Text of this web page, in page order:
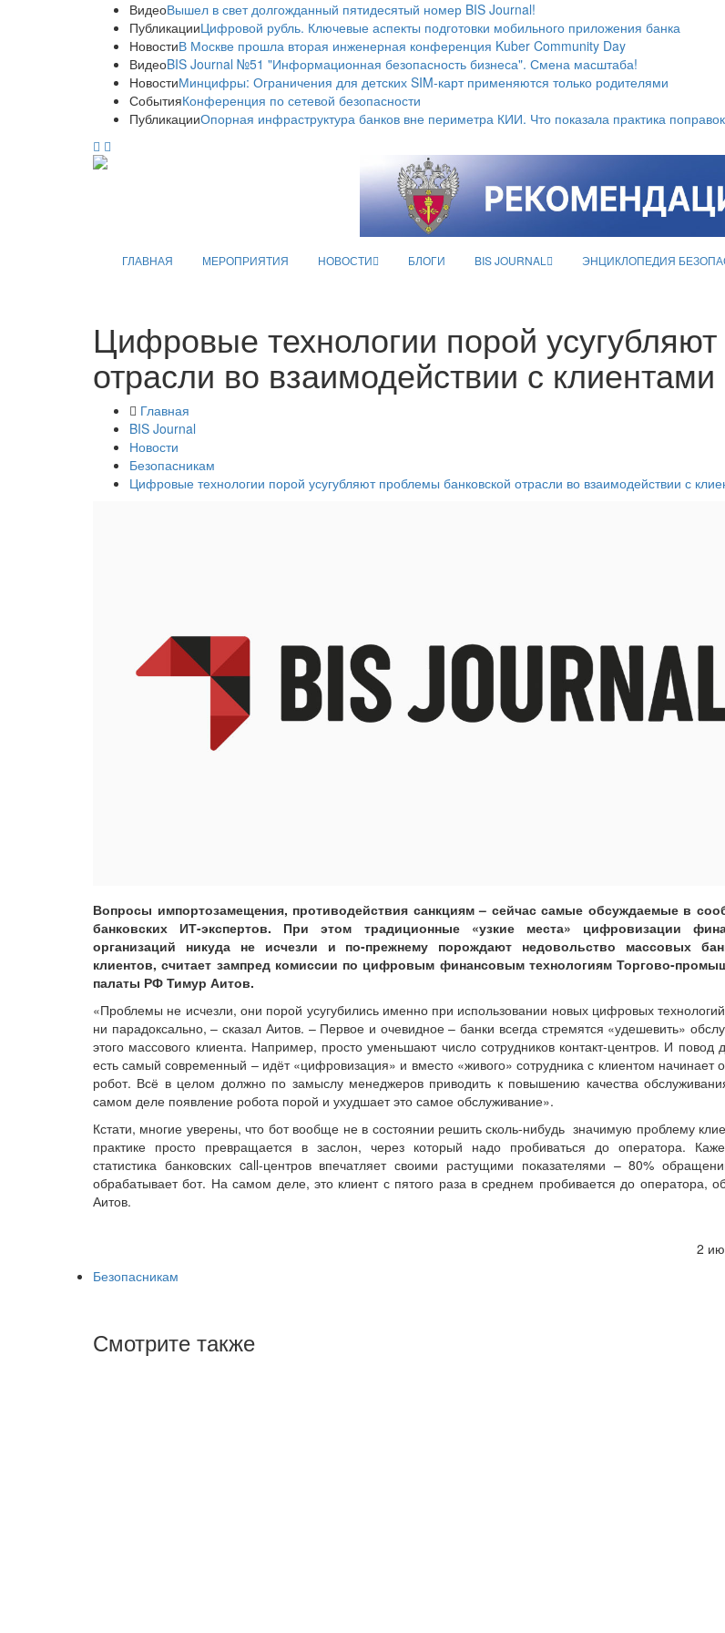
ВидеоВышел в свет долгожданный пятидесятый номер BIS Journal!
ПубликацииЦифровой рубль. Ключевые аспекты подготовки мобильного приложения банка
НовостиВ Москве прошла вторая инженерная конференция Kuber Community Day
ВидеоBIS Journal №51 "Информационная безопасность бизнеса". Смена масштаба!
НовостиМинцифры: Ограничения для детских SIM-карт применяются только родителями
СобытияКонференция по сетевой безопасности
ПубликацииОпорная инфраструктура банков вне периметра КИИ. Что показала практика поправок
ГЛАВНАЯ МЕРОПРИЯТИЯ НОВОСТИ БЛОГИ BIS JOURNAL ЭНЦИКЛОПЕДИЯ
Цифровые технологии порой
отрасли во взаимодействии с клиентами
Главная
BIS Journal
Новости
Безопасникам
Цифровые технологии порой усугубляют проблемы банковской отрасли во взаимодействии с
Вопросы импортозамещения, противодействия санкциям – сейчас самые обсуждаемые в
банковских ИТ-экспертов. При этом традиционные «узкие места» цифровизации
организаций никуда не исчезли и по-прежнему порождают недовольство массовых
клиентов, считает зампред комиссии по цифровым финансовым технологиям Торгово-
палаты РФ Тимур Аитов.
«Проблемы не исчезли, они порой усугубились именно при использовании новых цифровых
ни парадоксально, – сказал Аитов. – Первое и очевидное – банки всегда стремятся «удешевить»
этого массового клиента. Например, просто уменьшают число сотрудников контакт-центров. И повод
есть самый современный – идёт «цифровизация» и вместо «живого» сотрудника с клиентом начинает
робот. Всё в целом должно по замыслу менеджеров приводить к повышению качества
самом деле появление робота порой и ухудшает это самое обслуживание».
Кстати, многие уверены, что бот вообще не в состоянии решить сколь-нибудь значимую проблему
практике просто превращается в заслон, через который надо пробиваться до оператора.
статистика банковских call-центров впечатляет своими растущими показателями – 80%
обрабатывает бот. На самом деле, это клиент с пятого раза в среднем пробивается до оператора,
Аитов.
2
Безопасникам
Смотрите также